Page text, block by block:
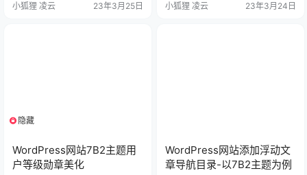
ss("b2-radius"); $('.log…
小狐狸 凌云 23年3月25日
至主题根目录下的style.css文件底
小狐狸 凌云 23年3月24日
隐藏
WordPress网站7B2主题用
户等级勋章美化
WordPress网站添加浮动文
章导航目录-以7B2主题为例